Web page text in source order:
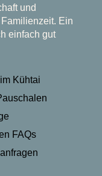
und
Ein
einfach gut
Kühtai
FAQs